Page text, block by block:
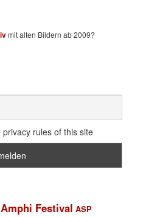
mit alten Bildern ab 2009?
rules of this site
Amphi Festival ASP